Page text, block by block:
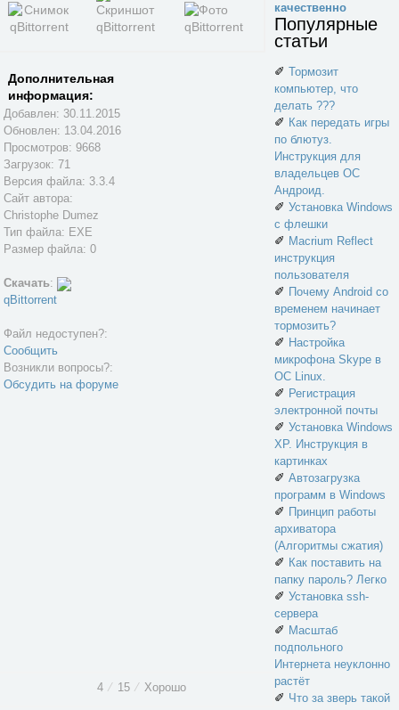
Дополнительная
информация:
Добавлен: 30.11.2015
Обновлен: 13.04.2016
Просмотров: 9668
Загрузок: 71
Версия файла: 3.3.4
Сайт автора:
Christophe Dumez
Тип файла: EXE
Размер файла: 0
Скачать:
qBittorrent
Файл недоступен?:
Сообщить
Возникли вопросы?:
Обсудить на форуме
4 ⁄ 15 ⁄ Хорошо
качественно
Популярные
статьи
✐ Тормозит
компьютер, что
делать ???
✐ Как передать игры
по блютуз.
Инструкция для
владельцев ОС
Андроид.
✐ Установка Windows
с флешки
✐ Macrium Reflect
инструкция
пользователя
✐ Почему Android со
временем начинает
тормозить?
✐ Настройка
микрофона Skype в
ОС Linux.
✐ Регистрация
электронной почты
✐ Установка Windows
XP. Инструкция в
картинках
✐ Автозагрузка
программ в Windows
✐ Принцип работы
архиватора
(Алгоритмы сжатия)
✐ Как поставить на
папку пароль? Легко
✐ Установка ssh-
сервера
✐ Масштаб
подпольного
Интернета неуклонно
растёт
✐ Что за зверь такой